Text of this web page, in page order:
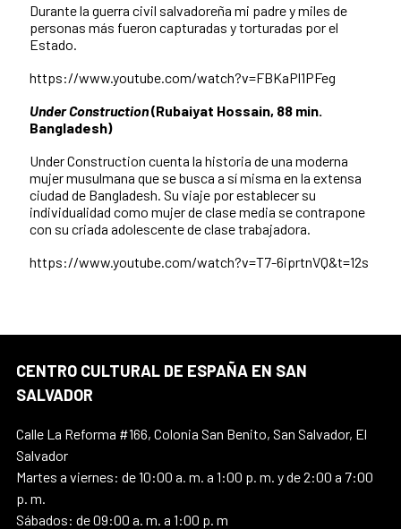
Durante la guerra civil salvadoreña mi padre y miles de
personas más fueron capturadas y torturadas por el
Estado.
https://www.youtube.com/watch?v=FBKaPl1PFeg
Under Construction(Rubaiyat Hossain, 88 min.
Bangladesh)
Under Construction cuenta la historia de una moderna
mujer musulmana que se busca a sí misma en la extensa
ciudad de Bangladesh. Su viaje por establecer su
individualidad como mujer de clase media se contrapone
con su criada adolescente de clase trabajadora.
https://www.youtube.com/watch?v=T7-6iprtnVQ&t=12s
CENTRO CULTURAL DE ESPAÑA EN SAN
SALVADOR
Calle La Reforma #166, Colonia San Benito, San Salvador, El
Salvador
Martes a viernes: de 10:00 a. m. a 1:00 p. m. y de 2:00 a 7:00
p. m.
Sábados: de 09:00 a. m. a 1:00 p. m